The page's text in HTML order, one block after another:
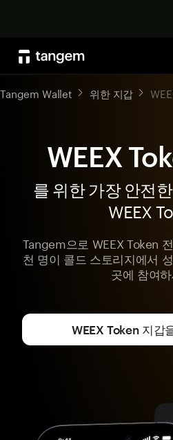
Tangem Wallet 위한 지갑
WEEX
를 위한 가장 안전
WEEX
Tangem으로 WEEX Token
천 명이 콜드 스토리지에서
곳에 참여하
WEEX Token 지갑